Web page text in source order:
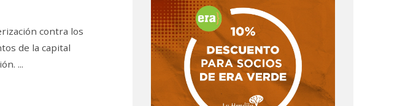
contra los
de la capital
...